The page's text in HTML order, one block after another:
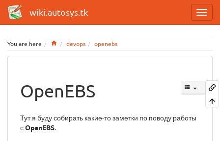
wiki.autosys.tk
You are here Homedevops openebs
OpenEBS
Тут я буду собирать какие-то заметки по поводу работы
сOpenEBS.